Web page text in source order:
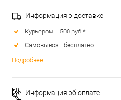
Информация о доставке
Курьером – 500 руб.*
Самовывоз - бесплатно
Подробнее
Информация об оплате